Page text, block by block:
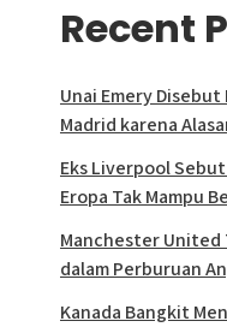
Recent
Unai Emery
Madrid karena
Eks Liverpool
Eropa Tak Mampu
Manchester United
dalam Perburuan
Kanada Bangkit